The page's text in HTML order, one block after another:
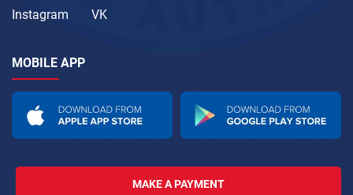
Instagram
VK
MOBILE APP
MAKE A PAYMENT